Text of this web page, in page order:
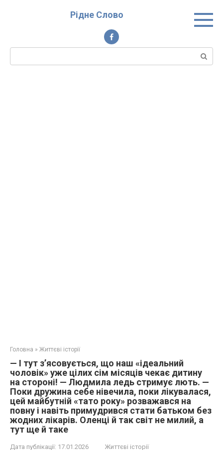
Рідне Слово
Пошук:
Головна » Життєві історії
— І тут з’ясовується, що наш «ідеальний
чоловік» уже цілих сім місяців чекає дитину
на стороні! — Людмила ледь стримує лють. —
Поки дружина себе нівечила, поки лікувалася,
цей майбутній «тато року» розважався на
повну і навіть примудрився стати батьком без
жодних лікарів. Оленці й так світ не милий, а
тут ще й таке
Дата публікації: 17.01.2026 Життєві історії